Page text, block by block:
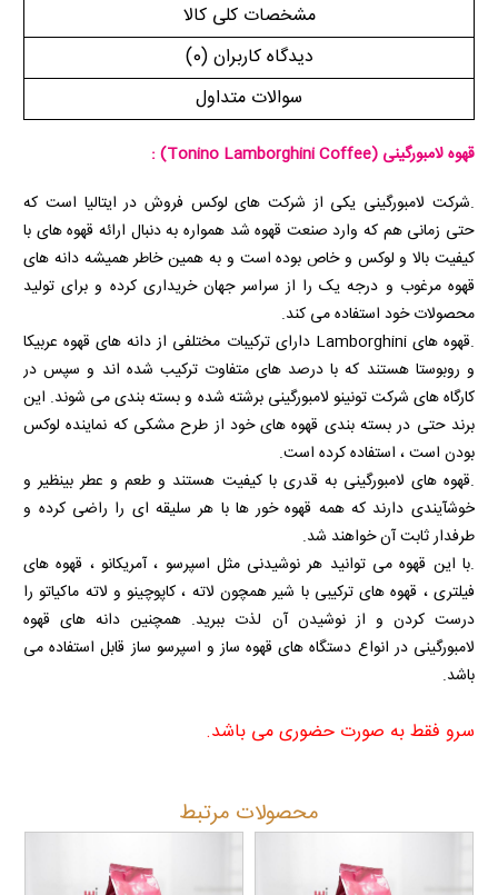
مشخصات کلی کالا
دیدگاه کاربران(0)
سوالات متداول
قهوه لامبورگینی (Tonino Lamborghini Coffee) :
.شرکت لامبورگینی یکی از شرکت های لوکس فروش در ایتالیا است که
حتی زمانی هم که وارد صنعت قهوه شد همواره به دنبال ارائه قهوه های با
کیفیت بالا و لوکس و خاص بوده است و به همین خاطر همیشه دانه های
قهوه مرغوب و درجه یک را از سراسر جهان خریداری کرده و برای تولید
محصولات خود استفاده می کند.
.قهوه های Lamborghini دارای ترکیبات مختلفی از دانه های قهوه عربیکا
و روبوستا هستند که با درصد های متفاوت ترکیب شده اند و سپس در
کارگاه های شرکت تونینو لامبورگینی برشته شده و بسته بندی می شوند. این
برند حتی در بسته بندی قهوه های خود از طرح مشکی که نماینده لوکس
بودن است ، استفاده کرده است.
.قهوه های لامبورگینی به قدری با کیفیت هستند و طعم و عطر بینظیر و
خوشآیندی دارند که همه قهوه خور ها با هر سلیقه ای را راضی کرده و
طرفدار ثابت آن خواهند شد.
.با این قهوه می توانید هر نوشیدنی مثل اسپرسو ، آمریکانو ، قهوه های
فیلتری ، قهوه های ترکیبی با شیر همچون لاته ، کاپوچینو و لاته ماکیاتو را
درست کردن و از نوشیدن آن لذت ببرید. همچنین دانه های قهوه
لامبورگینی در انواع دستگاه های قهوه ساز و اسپرسو ساز قابل استفاده می
باشد.
سرو فقط به صورت حضوری می باشد.
محصولات مرتبط